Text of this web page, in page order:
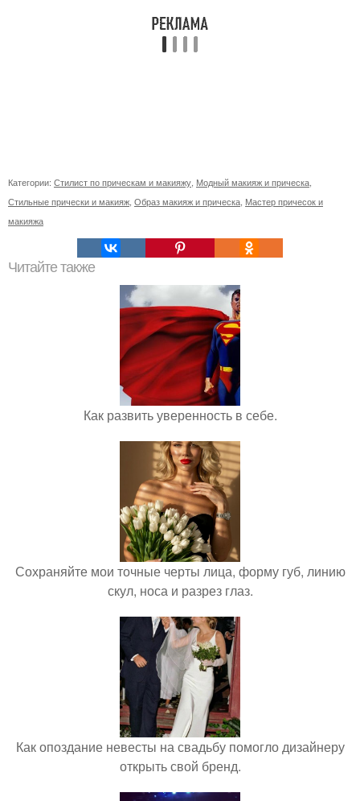
Категории: Стилист по прическам и макияжу Модный макияж и прическа
Стильные прически и макияж Образ макияж и прическа Мастер причесок и
макияжа
Читайте также
Как развить уверенность в себе.
Сохраняйте мои точные черты лица, форму губ, линию
скул, носа и разрез глаз.
Как опоздание невесты на свадьбу помогло дизайнеру
открыть свой бренд.